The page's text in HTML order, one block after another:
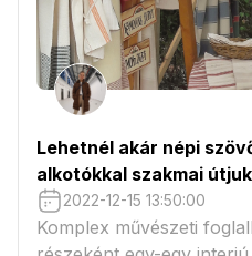
Lehetnél akár népi
alkotókkal szakmai
Zsigmond Zsuzsa
2022-12-15 13:50:00
Komplex művészeti